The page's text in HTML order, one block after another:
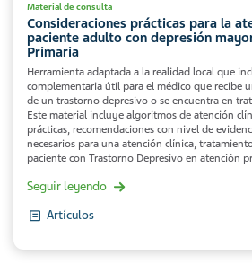
Material de consulta
Consideraciones prácticas para la
paciente adulto con depresión
Primaria
Herramienta adaptada a la realidad local que
complementaria útil para el médico que recibe
de un trastorno depresivo o se encuentra en
Este material incluye algoritmos de atención
prácticas, recomendaciones con nivel de
necesarios para una atención clínica,
paciente con Trastorno Depresivo en atención
Seguir leyendo
Artículos